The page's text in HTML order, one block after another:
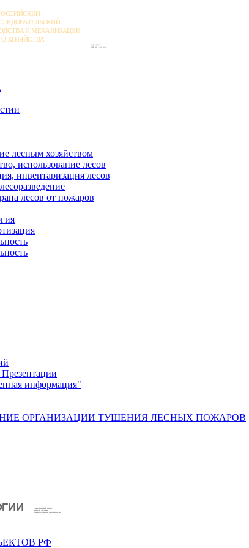
лесным хозяйством
использование лесов
инвентаризация лесов
лесов от пожаров
информация"
ОРГАНИЗАЦИИ ТУШЕНИЯ ЛЕСНЫХ ПОЖАРОВ
РФ